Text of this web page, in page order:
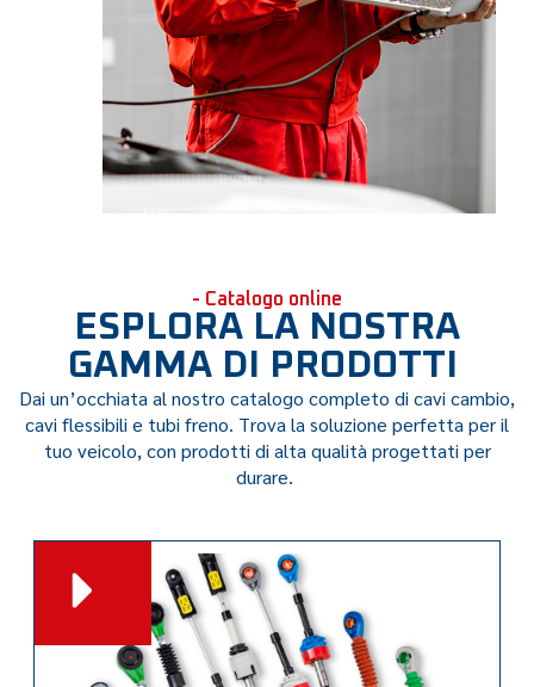
- Catalogo online
ESPLORA LA NOSTRA
GAMMA DI PRODOTTI
Dai un’occhiata al nostro catalogo completo di cavi cambio,
cavi flessibili e tubi freno. Trova la soluzione perfetta per il
tuo veicolo, con prodotti di alta qualità progettati per
durare.